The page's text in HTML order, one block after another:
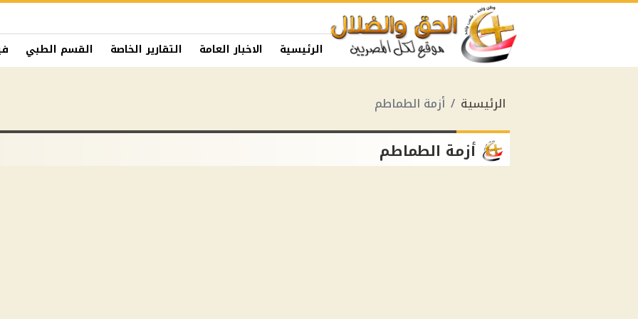
الرئيسية الاخبار العامة التقارير الخاصة القسم الطبي
الرئيسية أزمة الطماطم
أزمة الطماطم